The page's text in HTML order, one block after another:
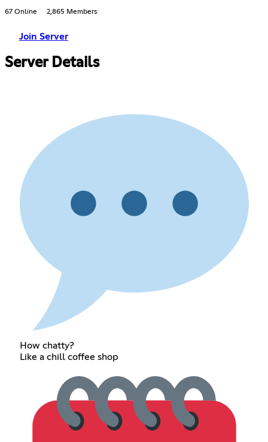
67 Online 2,865 Members
Join Server
Server Details
How chatty?
Like a chill coffee shop